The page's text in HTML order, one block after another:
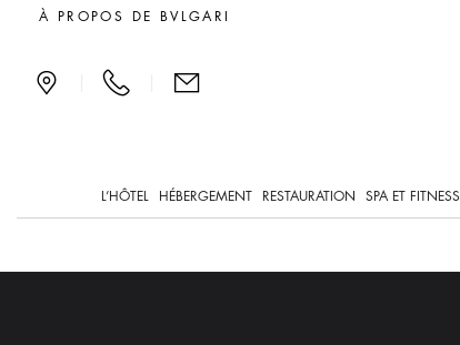
L’hôtel
À PROPOS DE BVLGARI
L’HÔTEL HÉBERGEMENT RESTAURATION SPA ET FITNESS